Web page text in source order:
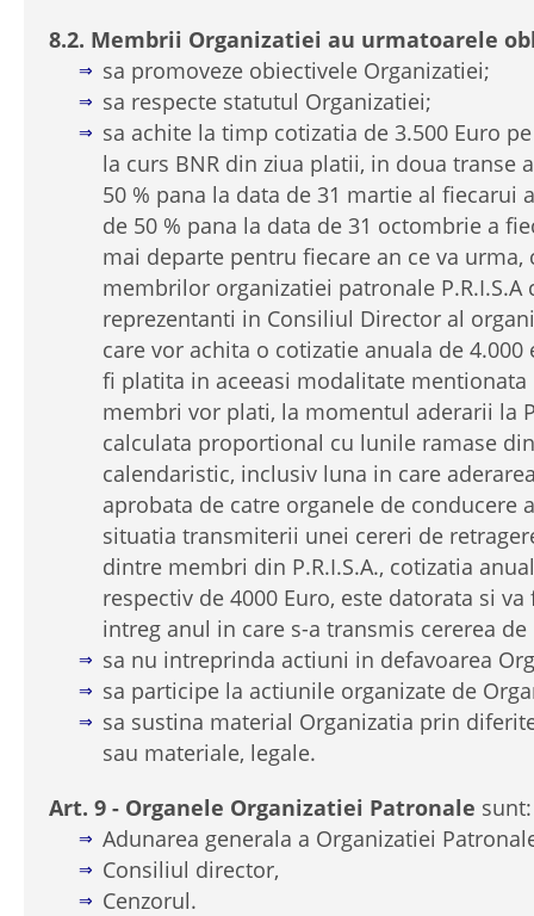
8.2. Membrii Organizatiei au urmatoarele
sa promoveze obiectivele Organizatiei;
sa respecte statutul Organizatiei;
sa achite la timp cotizatia de 3.500 Euro
la curs BNR din ziua platii, in doua transe
50 % pana la data de 31 martie al fiecarui
de 50 % pana la data de 31 octombrie a
mai departe pentru fiecare an ce va urma,
membrilor organizatiei patronale P.R.I.S.A
reprezentanti in Consiliul Director al
care vor achita o cotizatie anuala de 4.000
fi platita in aceeasi modalitate
membri vor plati, la momentul aderarii la
calculata proportional cu lunile ramase
calendaristic, inclusiv luna in care
aprobata de catre organele de conducere
situatia transmiterii unei cereri de
dintre membri din P.R.I.S.A., cotizatia
respectiv de 4000 Euro, este datorata si
intreg anul in care s-a transmis cererea de
sa nu intreprinda actiuni in defavoarea
sa participe la actiunile organizate de
sa sustina material Organizatia prin
sau materiale, legale.
Art. 9 - Organele Organizatiei Patronale sunt:
Adunarea generala a Organizatiei
Consiliul director,
Cenzorul.